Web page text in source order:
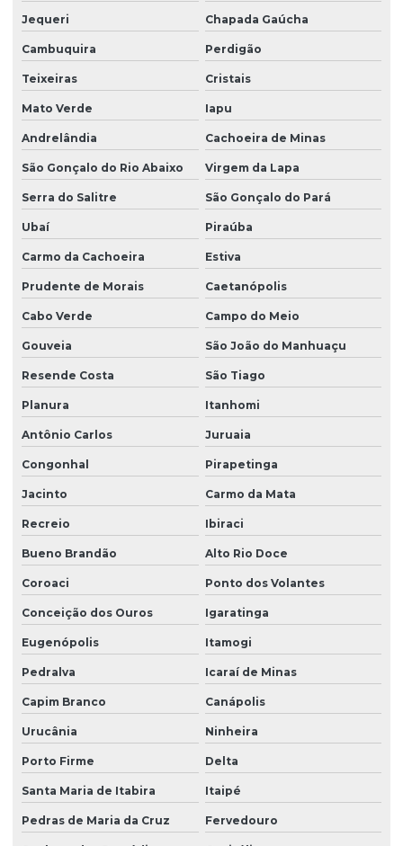
Jequeri Chapada Gaúcha
Cambuquira Perdigão
Teixeiras Cristais
Mato Verde Iapu
Andrelândia Cachoeira de Minas
São Gonçalo do Rio Abaixo Virgem da Lapa
Serra do Salitre São Gonçalo do Pará
Ubaí Piraúba
Carmo da Cachoeira Estiva
Prudente de Morais Caetanópolis
Cabo Verde Campo do Meio
Gouveia São João do Manhuaçu
Resende Costa São Tiago
Planura Itanhomi
Antônio Carlos Juruaia
Congonhal Pirapetinga
Jacinto Carmo da Mata
Recreio Ibiraci
Bueno Brandão Alto Rio Doce
Coroaci Ponto dos Volantes
Conceição dos Ouros Igaratinga
Eugenópolis Itamogi
Pedralva Icaraí de Minas
Capim Branco Canápolis
Urucânia Ninheira
Porto Firme Delta
Santa Maria de Itabira Itaipé
Pedras de Maria da Cruz Fervedouro